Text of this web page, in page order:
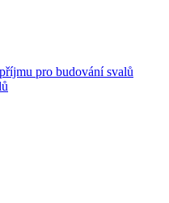
pro budování svalů